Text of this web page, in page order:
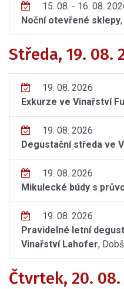
15. 08. - 16. 08.
Noční otevřené sklepy
Středa, 19. 08.
19. 08. 2026
Exkurze ve Vinařství
19. 08. 2026
Degustační středa ve
19. 08. 2026
Mikulecké búdy s
19. 08. 2026
Pravidelné letní
Vinařství Lahofer,
Čtvrtek, 20. 08.